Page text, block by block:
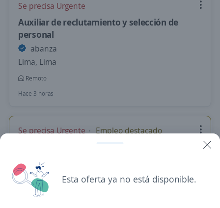
Se precisa Urgente
Auxiliar de reclutamiento y selección de
personal
abanza
Lima, Lima
Remoto
Hace 3 horas
Se precisa Urgente Empleo destacado
Banco Ripley Trabajo Remoto
Importante empresa del sector
Arequipa, Arequipa
Esta oferta ya no está disponible.